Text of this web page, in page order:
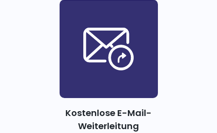
Kostenlose E-Mail-
Weiterleitung